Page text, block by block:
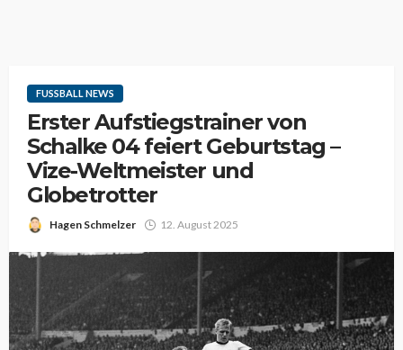
FUSSBALL NEWS
Erster Aufstiegstrainer von
Schalke 04 feiert Geburtstag –
Vize-Weltmeister und
Globetrotter
Hagen Schmelzer 12. August 2025